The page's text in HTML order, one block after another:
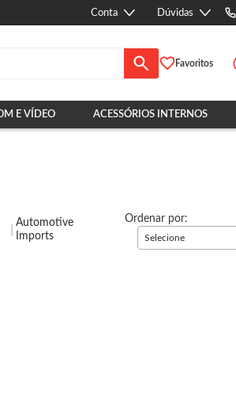
Conta Dúvidas
Favoritos
E VÍDEO ACESSÓRIOS INTERNOS
Automotive
Imports
Ordenar por:
Selecione